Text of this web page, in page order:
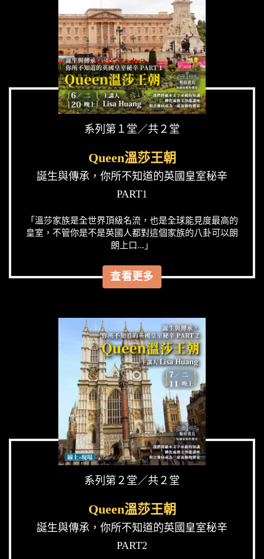
系列第１堂／共２堂
Queen溫莎王朝
誕生與傳承，你所不知道的英國皇室秘辛
PART1
「溫莎家族是全世界頂級名流，也是全球能見度最高的
皇室，不管你是不是英國人都對這個家族的八卦可以朗
朗上口...」
查看更多
系列第２堂／共２堂
Queen溫莎王朝
誕生與傳承，你所不知道的英國皇室秘辛
PART2